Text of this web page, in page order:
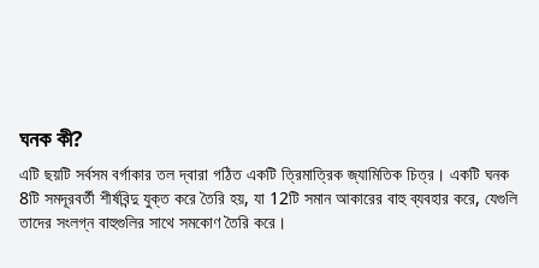
ঘনক কী?
এটি ছয়টি সর্বসম বর্গাকার তল দ্বারা গঠিত একটি ত্রিমাত্রিক জ্যামিতিক চিত্র। একটি ঘনক
8টি সমদূরবর্তী শীর্ষবিন্দু যুক্ত করে তৈরি হয়, যা 12টি সমান আকারের বাহু ব্যবহার করে, যেগুলি
তাদের সংলগ্ন বাহুগুলির সাথে সমকোণ তৈরি করে।